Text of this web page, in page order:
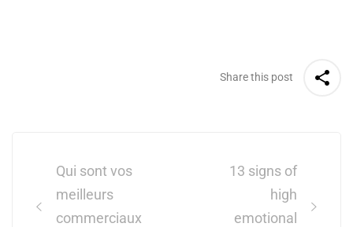
Share this post
Qui sont vos
meilleurs
commerciaux
13 signs of
high
emotional